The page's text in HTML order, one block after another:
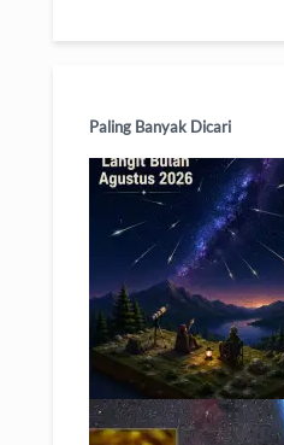
Paling Banyak Dicari